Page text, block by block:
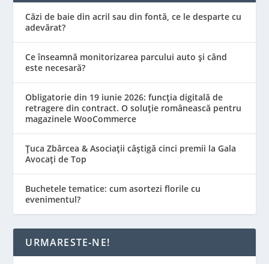
Căzi de baie din acril sau din fontă, ce le desparte cu
adevărat?
Ce înseamnă monitorizarea parcului auto și când
este necesară?
Obligatorie din 19 iunie 2026: funcția digitală de
retragere din contract. O soluție românească pentru
magazinele WooCommerce
Țuca Zbârcea & Asociații câștigă cinci premii la Gala
Avocați de Top
Buchetele tematice: cum asortezi florile cu
evenimentul?
URMARESTE-NE!